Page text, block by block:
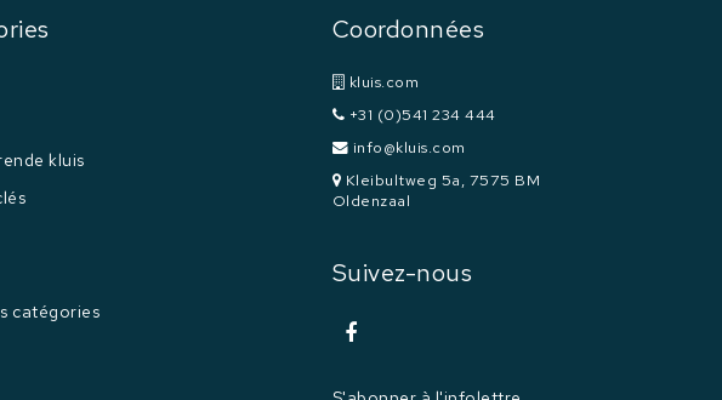
kluis
catégories
Coordonnées
kluis.com
+31 (0)541 234 444
info@kluis.com
Kleibultweg 5a, 7575 BM
Oldenzaal
Suivez-nous